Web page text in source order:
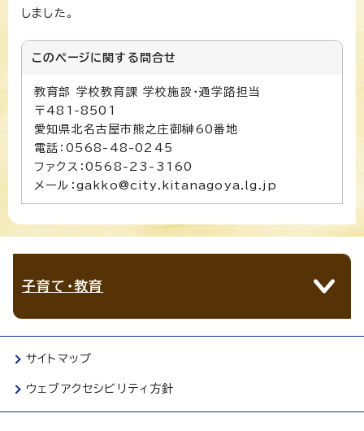
しました。
このページに関する 問合せ
教育部 学校教育課 学校施設・通学路担当
〒481-8501
愛知県北名古屋市熊之庄御榊60番地
電話：0568-48-0245
ファクス：0568-23-3160
メール：gakko@city.kitanagoya.lg.jp
子育て・教育
サイトマップ
ウェブアクセシビリティ方針